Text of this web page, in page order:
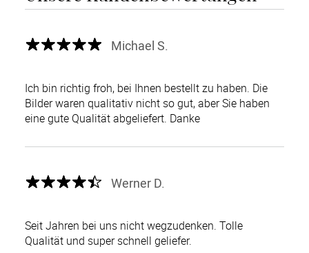
Michael S.
Ich bin richtig froh, bei Ihnen bestellt zu haben. Die
Bilder waren qualitativ nicht so gut, aber Sie haben
eine gute Qualität abgeliefert. Danke
Werner D.
Seit Jahren bei uns nicht wegzudenken. Tolle
Qualität und super schnell geliefer.